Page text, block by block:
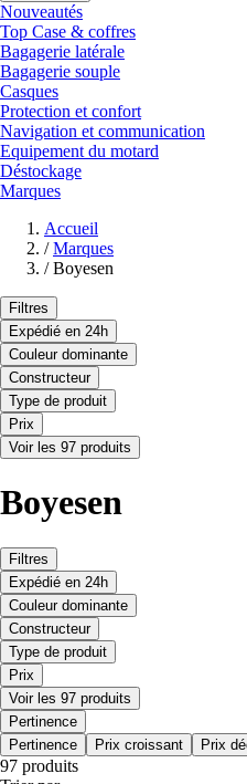
Nouveautés
Top Case & coffres
Bagagerie latérale
Bagagerie souple
Casques
Protection et confort
Navigation et communication
Equipement du motard
Déstockage
Marques
Accueil
/ Marques
/ Boyesen
Filtres
Expédié en 24h
Couleur dominante
Constructeur
Type de produit
Prix
Voir les 97 produits
Boyesen
Filtres
Expédié en 24h
Couleur dominante
Constructeur
Type de produit
Prix
Voir les 97 produits
Pertinence
Pertinence
Prix croissant Prix
97 produits